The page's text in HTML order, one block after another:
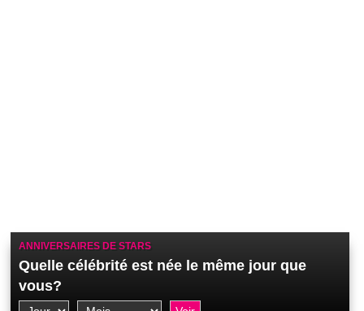
ANNIVERSAIRES DE STARS
Quelle célébrité est née le même jour que
vous?